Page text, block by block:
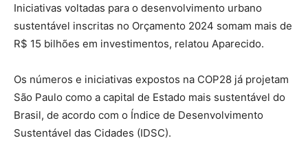
Iniciativas voltadas para o desenvolvimento urbano
sustentável inscritas no Orçamento 2024 somam mais de
R$ 15 bilhões em investimentos, relatou Aparecido.
Os números e iniciativas expostos na COP28 já projetam
São Paulo como a capital de Estado mais sustentável do
Brasil, de acordo com o Índice de Desenvolvimento
Sustentável das Cidades (IDSC).